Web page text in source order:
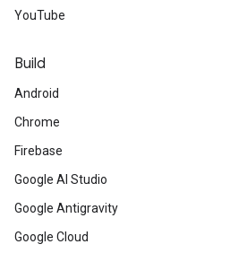
YouTube
Build
Android
Chrome
Firebase
Google AI Studio
Google Antigravity
Google Cloud